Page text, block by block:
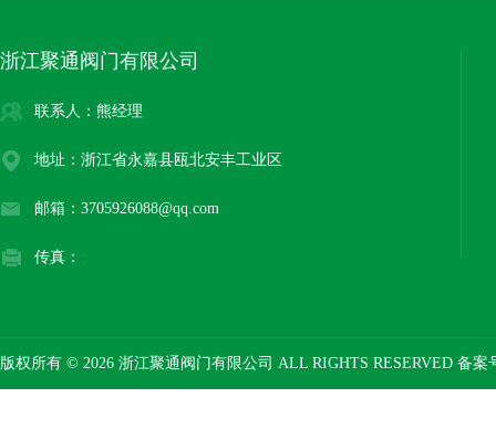
浙江聚通阀门有限公司
联系人：熊经理
地址：浙江省永嘉县瓯北安丰工业区
邮箱：3705926088@qq.com
传真：
版权所有 © 2026 浙江聚通阀门有限公司 ALL RIGHTS RESERVED 备案